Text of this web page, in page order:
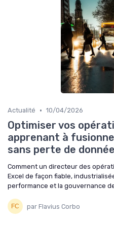
Actualité • 10/04/2026
Optimiser vos
apprenant à
sans perte de
Comment un directeur des
Excel de façon fiable,
performance et la gouvernance
par Flavius Corbo